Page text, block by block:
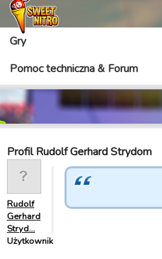
Gry
Pomoc techniczna & Forum
Profil Rudolf Gerhard Strydom
Rudolf
Gerhard
Stryd…
Użytkownik